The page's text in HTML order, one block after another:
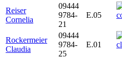
Reiser
Cornelia
09444
9784-
21
E.05
Rockermeier
Claudia
09444
9784-
25
E.01